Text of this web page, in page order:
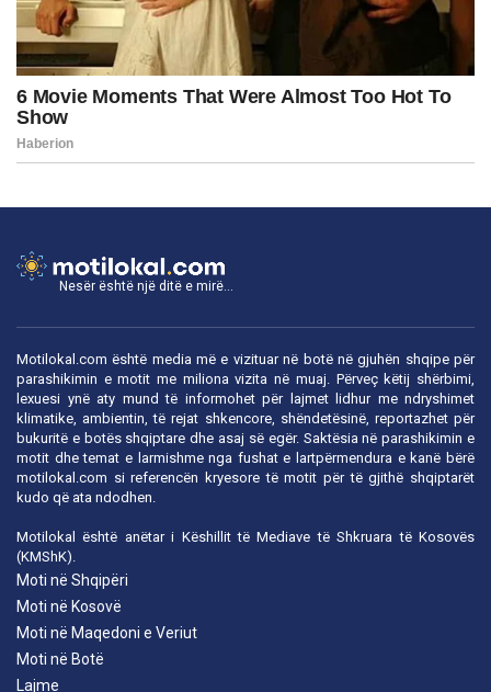
Nesër është një ditë e mirë...
Motilokal.com është media më e vizituar në botë në gjuhën shqipe për
parashikimin e motit me miliona vizita në muaj. Përveç këtij shërbimi,
lexuesi ynë aty mund të informohet për lajmet lidhur me ndryshimet
klimatike, ambientin, të rejat shkencore, shëndetësinë, reportazhet për
bukuritë e botës shqiptare dhe asaj së egër. Saktësia në parashikimin e
motit dhe temat e larmishme nga fushat e lartpërmendura e kanë bërë
motilokal.com si referencën kryesore të motit për të gjithë shqiptarët
kudo që ata ndodhen.
Motilokal është anëtar i Këshillit të Mediave të Shkruara të Kosovës
(KMShK).
Moti në Shqipëri
Moti në Kosovë
Moti në Maqedoni e Veriut
Moti në Botë
Lajme